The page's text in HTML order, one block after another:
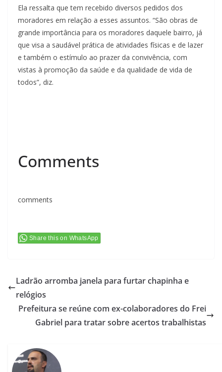
Ela ressalta que tem recebido diversos pedidos dos
moradores em relação a esses assuntos. “São obras de
grande importância para os moradores daquele bairro, já
que visa a saudável prática de atividades físicas e de lazer
e também o estímulo ao prazer da convivência, com
vistas à promoção da saúde e da qualidade de vida de
todos”, diz.
Comments
comments
Share this on WhatsApp
Ladrão arromba janela para furtar chapinha e
relógios
Prefeitura se reúne com ex-colaboradores do Frei
Gabriel para tratar sobre acertos trabalhistas